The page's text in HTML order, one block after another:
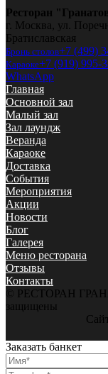
Ресторан
г. Москва, ул.
Братиславская
Бронь столов+7 (499)
Караоке+7 (919) 995-
WhatsApp
Главная
Основной зал
Малый зал
Зал лаундж
Веранда
Караоке
Доставка
События
Мероприятия
Акции
Новости
Блог
Галерея
Меню ресторана
Отзывы
Контакты
© РЕСТОРАН
защищены
Заказать банкет